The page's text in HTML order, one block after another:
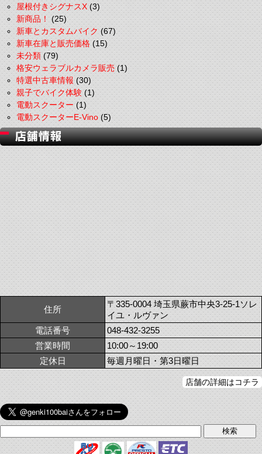
屋根付きシグナスX(3)
新商品！(25)
新車とカスタムバイク(67)
新車在庫と販売価格(15)
未分類(79)
格安ウェラブルカメラ販売(1)
特選中古車情報(30)
親子でバイク体験(1)
電動スクーター(1)
電動スクーターE-Vino(5)
住所
〒335-0004 埼玉県蕨市中央3-25-1ソレ
イユ・ルヴァン
電話番号
048-432-3255
営業時間
10:00～19:00
定休日
毎週月曜日・第3日曜日
店舗の詳細はコチラ